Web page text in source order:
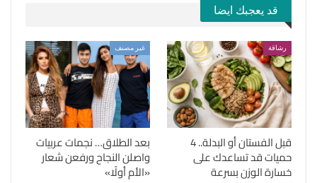
قد يعجبك ايضا
رشاقة
قبل الفستان أو البدلة.. 4
حميات قد تساعدك على
خسارة الوزن بسرعة
غير مصنف
بعد الطلاق… نجمات عربيات
واصلن النجاح ورفعن شعار
«الأم أولًا»